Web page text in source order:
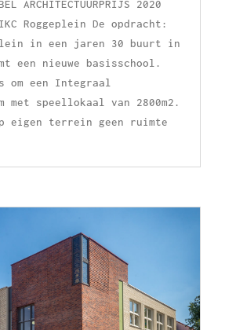
ARCHITECTUURPRIJS 2020
IKC Roggeplein De opdracht:
in een jaren 30 buurt in
een nieuwe basisschool.
om een Integraal
met speellokaal van 2800m2.
eigen terrein geen ruimte